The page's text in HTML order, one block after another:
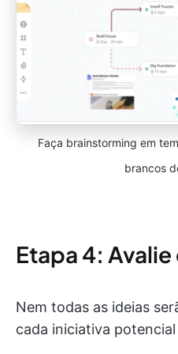
Faça brainstorming em
brancos
Etapa 4:
Nem todas as ideias
cada iniciativa